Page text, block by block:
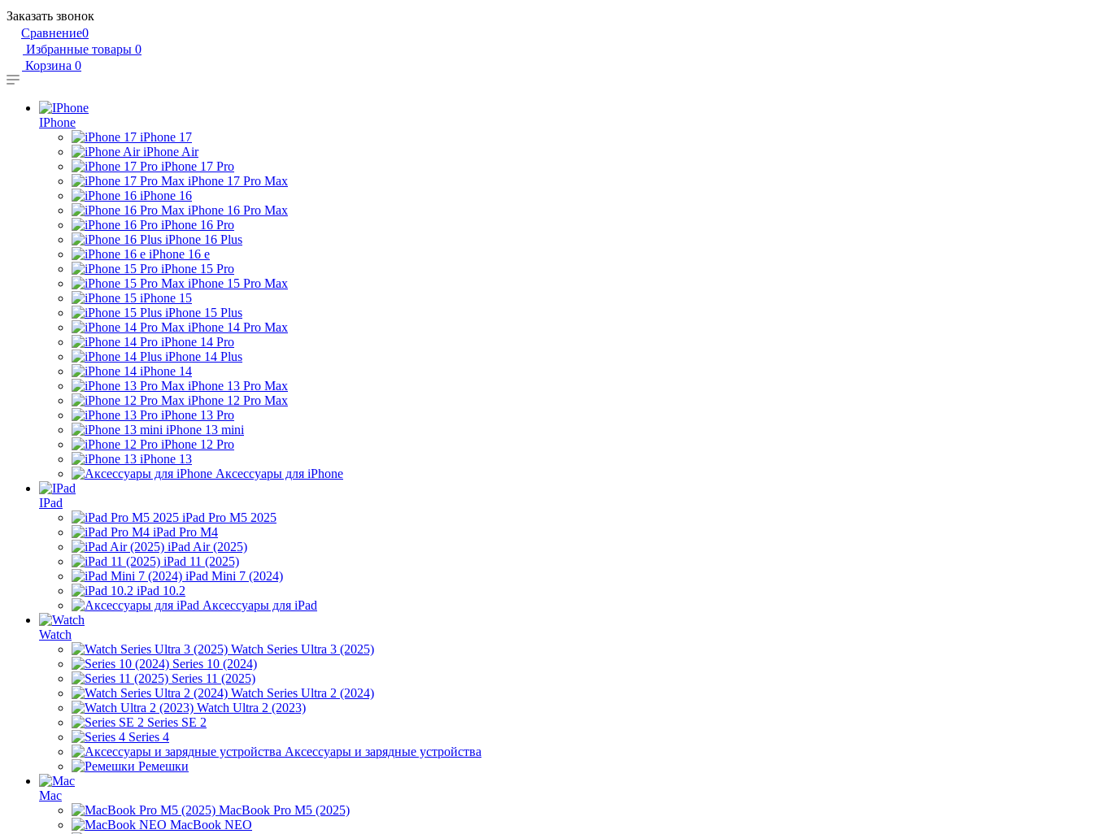
Заказать звонок
Сравнение0
Избранные товары 0
Корзина 0
IPhone
iPhone 17
iPhone Air
iPhone 17 Pro
iPhone 17 Pro Max
iPhone 16
iPhone 16 Pro Max
iPhone 16 Pro
iPhone 16 Plus
iPhone 16 e
iPhone 15 Pro
iPhone 15 Pro Max
iPhone 15
iPhone 15 Plus
iPhone 14 Pro Max
iPhone 14 Pro
iPhone 14 Plus
iPhone 14
iPhone 13 Pro Max
iPhone 12 Pro Max
iPhone 13 Pro
iPhone 13 mini
iPhone 12 Pro
iPhone 13
Аксессуары для iPhone
IPad
iPad Pro M5 2025
iPad Pro M4
iPad Air (2025)
iPad 11 (2025)
iPad Mini 7 (2024)
iPad 10.2
Аксессуары для iPad
Watch
Watch Series Ultra 3 (2025)
Series 10 (2024)
Series 11 (2025)
Watch Series Ultra 2 (2024)
Watch Ultra 2 (2023)
Series SE 2
Series 4
Аксессуары и зарядные устройства
Ремешки
Mac
MacBook Pro M5 (2025)
MacBook NEO